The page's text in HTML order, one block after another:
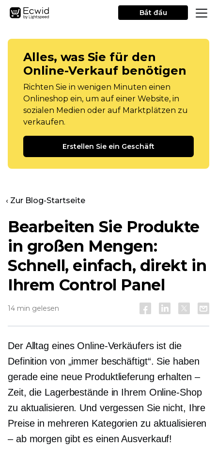
Bắt đầu
Alles, was Sie für den
Online-Verkauf benötigen
Richten Sie in wenigen Minuten einen
Onlineshop ein, um auf einer Website, in
sozialen Medien oder auf Marktplätzen zu
verkaufen.
Erstellen Sie ein Geschäft
‹ Zur Blog-Startseite
Bearbeiten Sie Produkte
in großen Mengen:
Schnell, einfach, direkt in
Ihrem Control Panel
14 min gelesen
Der Alltag eines Online-Verkäufers ist die
Definition von „immer beschäftigt“. Sie haben
gerade eine neue Produktlieferung erhalten –
Zeit, die Lagerbestände in Ihrem Online-Shop
zu aktualisieren. Und vergessen Sie nicht, Ihre
Preise in mehreren Kategorien zu aktualisieren
– ab morgen gibt es einen Ausverkauf!